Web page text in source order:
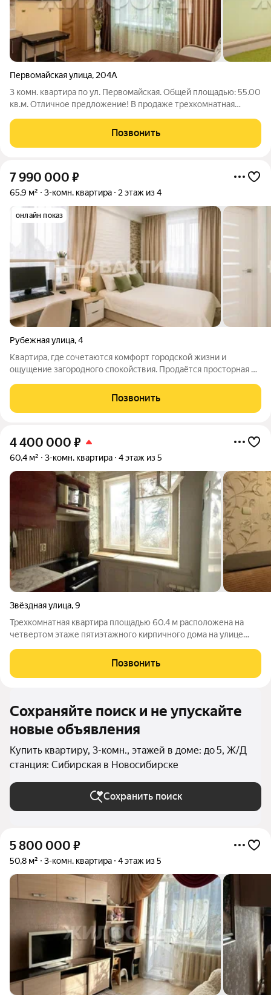
Первомайская улица, 204А
3 комн. квартира по ул. Первомайская. Общей площадью: 55.00
кв.м. Отличное предложение! В продаже трехкомнатная
Комфортный высокий этаж. В квартире сделан качественный
ремонт: натяжные потолки,
Позвонить
7 990 000 ₽
65,9 м² 3-комн. квартира 2 этаж из 4
онлайн показ
Рубежная улица,4
Квартира, где сочетаются комфорт городской жизни и
ощущение загородного спокойствия. Продаётся просторная 3-
кирпичном доме по адресу: Новосибирск, Кировский район, ул.Позвонить
4 400 000 ₽
60,4 м² 3-комн. квартира 4 этаж из 5
Звёздная улица,9
Трехкомнатная квартира площадью 60.4 м расположена на
четвертом этаже пятиэтажного кирпичного дома на улице
благоустроенной территории с детской и спортивной
площадками. Планировка квартиры
Позвонить
Сохраняйте поиск и не упускайте
новые объявления
Купить квартиру, 3-комн., этажей в доме: до 5, Ж/Д
станция: Сибирская в Новосибирске
Сохранить поиск
5 800 000 ₽
50,8 м² 3-комн. квартира 4 этаж из 5